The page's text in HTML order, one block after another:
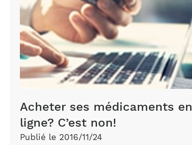
médicaments
en
ligne
Acheter ses médicaments en
ligne? C’est non!
Publié le 2016/11/24